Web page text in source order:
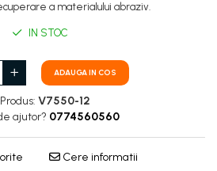
a materialului abraziv.
IN STOC
ADAUGA IN COS
V7550-12
ajutor? 0774560560
Cere informatii